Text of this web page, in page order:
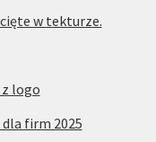
w tekturze.
z logo
firm 2025